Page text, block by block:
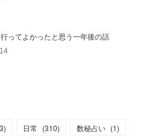
ってよかったと思う一年後の話
3) 日常 (310) 数秘占い (1)